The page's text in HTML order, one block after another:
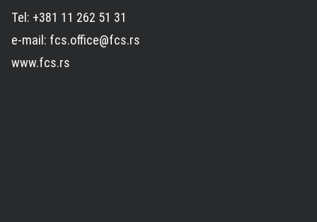
Tel: +381 11 262 51 31
e-mail: fcs.office@fcs.rs
www.fcs.rs